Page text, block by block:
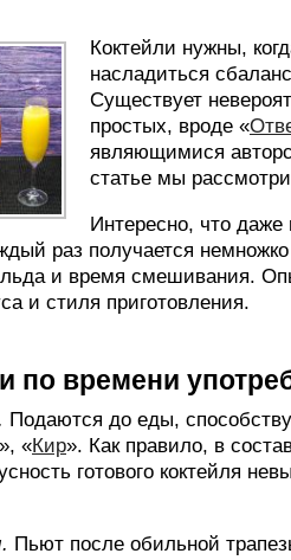
Коктейли нужны,
насладиться
Существует
простых, вроде «
являющимися
статье мы
Интересно, что
раз получается
льда и время смешивания.
и стиля приготовления.
по времени
Подаются до еды,
», «Кир». Как правило, в
готового коктейля
Пьют после обильной